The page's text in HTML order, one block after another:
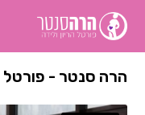
הרה סנטר - פורטל